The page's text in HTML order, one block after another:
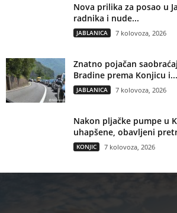
Nova prilika za posao u
radnika i nude...
JABLANICA 7 kolovoza, 2026
Znatno pojačan
Bradine prema Konjicu i...
JABLANICA 7 kolovoza, 2026
Nakon pljačke pumpe u
uhapšene, obavljeni
KONJIC 7 kolovoza, 2026